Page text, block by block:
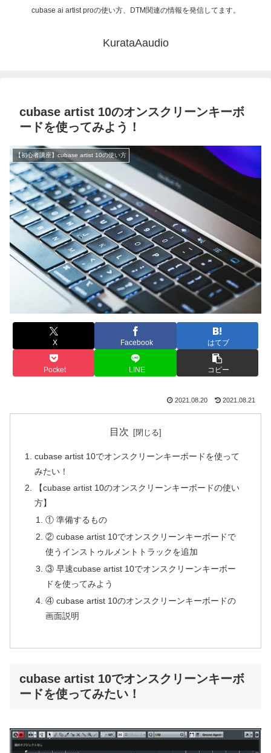
cubase ai artist proの使い方、DTM関連の情報を発信してます。
KurataAaudio
cubase artist 10のオンスクリーンキーボ
ードを使ってみよう！
【初心者講座】cubase artist 10の使い方
X Facebook はてブ
Pocket LINE コピー
2021.08.20 2021.08.21
目次
cubase artist 10でオンスクリーンキーボードを使って
みたい！
【cubase artist 10のオンスクリーンキーボードの使い
方】
① 準備するもの
② cubase artist 10でオンスクリーンキーボードで
使うインストゥルメントトラックを追加
③ 早速cubase artist 10でオンスクリーンキーボー
ドを使ってみよう
④ cubase artist 10のオンスクリーンキーボードの
画面説明
cubase artist 10でオンスクリーンキーボ
ードを使ってみたい！